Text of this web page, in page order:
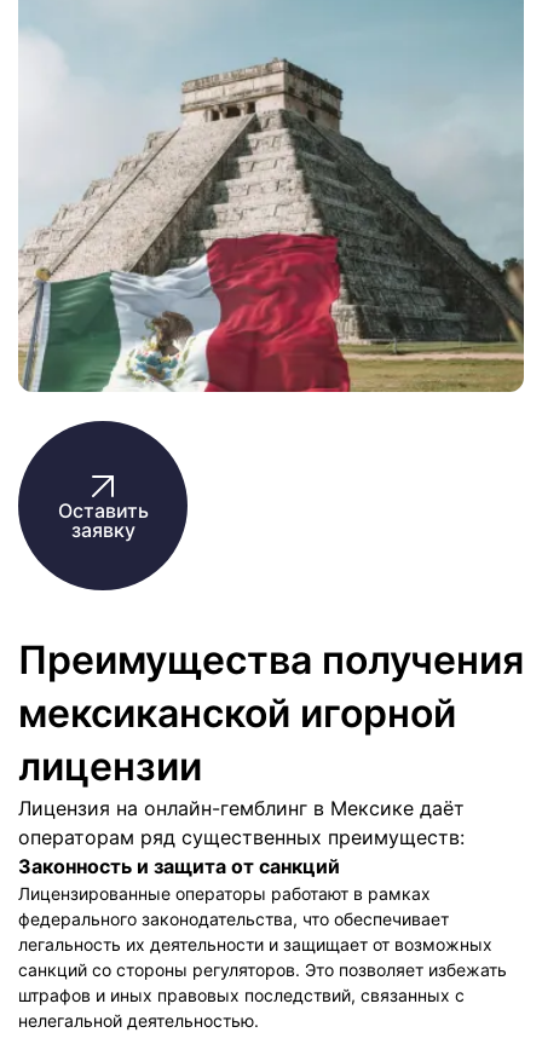
Оставить
заявку
Преимущества получения
мексиканской игорной
лицензии
Лицензия на онлайн-гемблинг в Мексике даёт
операторам ряд существенных преимуществ:
Законность и защита от санкций
Лицензированные операторы работают в рамках
федерального законодательства, что обеспечивает
легальность их деятельности и защищает от возможных
санкций со стороны регуляторов. Это позволяет избежать
штрафов и иных правовых последствий, связанных с
нелегальной деятельностью.